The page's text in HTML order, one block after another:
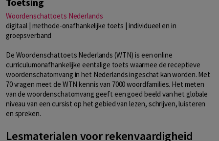
Woordenschattoets Nederlands
digitaal | methode-onafhankelijke toets | individueel en in
groepsverband
De Woordenschattoets Nederlands (WTN) is een online
curriculumonafhankelijke eentalige toets waarmee de receptieve
woordenschatomvang in het Nederlands ingeschat kan worden. Met
70 vragen meet de WTN kennis van 7000 woordfamilies. Het meten
van de woordenschatomvang geeft een goed beeld van het globale
niveau van een cursist op het gebied van lezen, schrijven, luisteren
en spreken.
Lesmaterialen voor rekenvaardigheid